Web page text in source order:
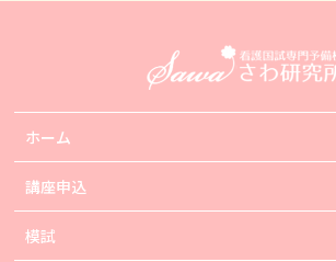
ホーム
講座申込
模試